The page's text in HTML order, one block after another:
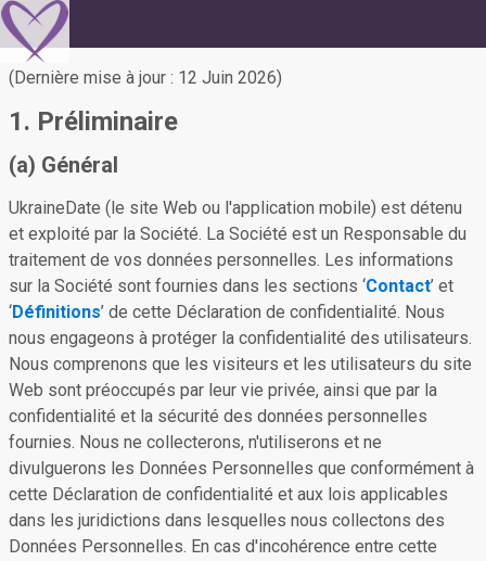
(Dernière mise à jour : 12 Juin 2026)
1. Préliminaire
(a) Général
UkraineDate (le site Web ou l'application mobile) est détenu
et exploité par la Société. La Société est un Responsable du
traitement de vos données personnelles. Les informations
sur la Société sont fournies dans les sections ‘Contact’ et
‘Définitions’ de cette Déclaration de confidentialité. Nous
nous engageons à protéger la confidentialité des utilisateurs.
Nous comprenons que les visiteurs et les utilisateurs du site
Web sont préoccupés par leur vie privée, ainsi que par la
confidentialité et la sécurité des données personnelles
fournies. Nous ne collecterons, n'utiliserons et ne
divulguerons les Données Personnelles que conformément à
cette Déclaration de confidentialité et aux lois applicables
dans les juridictions dans lesquelles nous collectons des
Données Personnelles. En cas d'incohérence entre cette